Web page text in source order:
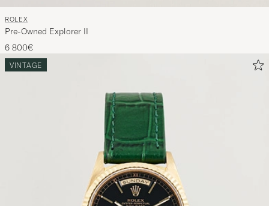
ROLEX
Pre-Owned Explorer II
6 800€
VINTAGE